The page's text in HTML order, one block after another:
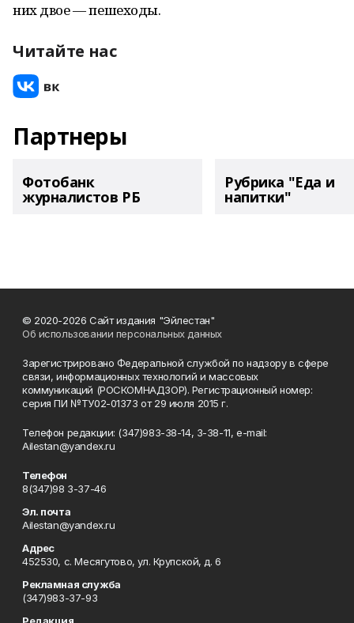
них двое — пешеходы.
Читайте нас
Партнеры
Фотобанк
журналистов РБ
Рубрика "Еда и
напитки"
© 2020-2026 Сайт издания "Эйлестан"
Об использовании персональных данных
Зарегистрировано Федеральной службой по надзору в сфере
связи, информационных технологий и массовых
коммуникаций (РОСКОМНАДЗОР). Регистрационный номер:
серия ПИ №ТУ02-01373 от 29 июля 2015 г.
Телефон редакции: (347)983-38-14, 3-38-11, e-mail:
Ailestan@yandex.ru
Телефон
8(347)98 3-37-46
Эл. почта
Ailestan@yandex.ru
Адрес
452530, с. Месягутово, ул. Крупской, д. 6
Рекламная служба
(347)983-37-93
Редакция